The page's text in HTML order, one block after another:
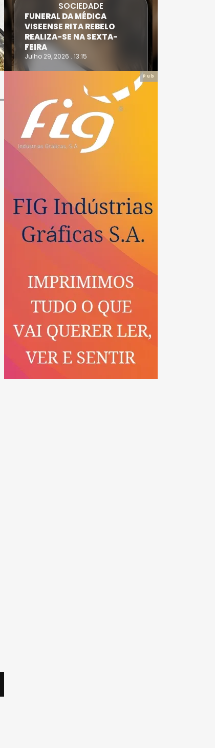
SOCIEDADE
FUNERAL DA MÉDICA
VISEENSE RITA REBELO
REALIZA-SE NA SEXTA-
FEIRA
Julho 29, 2026 . 13:15
Pub